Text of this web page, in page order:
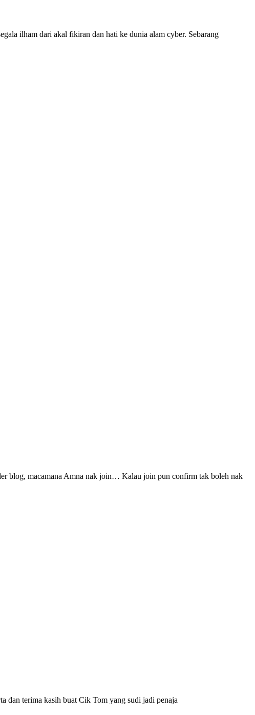
ilham dari akal fikiran dan hati ke dunia alam cyber. Sebarang
blog, macamana Amna nak join… Kalau join pun confirm tak boleh nak
dan terima kasih buat Cik Tom yang sudi jadi penaja